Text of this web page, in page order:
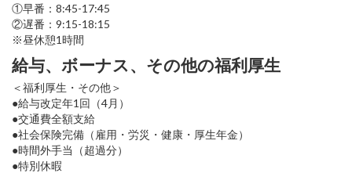
①早番：8:45-17:45
②遅番：9:15-18:15
※昼休憩1時間
給与、ボーナス、その他の福利厚生
＜福利厚生・その他＞
●給与改定年1回（4月）
●交通費全額支給
●社会保険完備（雇用・労災・健康・厚生年金）
●時間外手当（超過分）
●特別休暇